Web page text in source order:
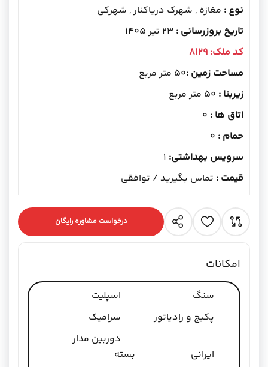
نوع : مغازه , شهرک دریاکنار , شهرکی
تاریخ بروزرسانی : 23 تیر 1405
کد ملک:
مساحت زمین :50 متر مربع
زیربنا : 50 متر مربع
اتاق ها : 0
حمام : 0
سرویس بهداشتی: 1
قیمت : تماس بگیرید / توافقی
درخواست مشاوره رایگان
امکانات
سنگ
اسپلیت
پکیج و رادیاتور
سرامیک
ایرانی
دوربین مدار
بسته